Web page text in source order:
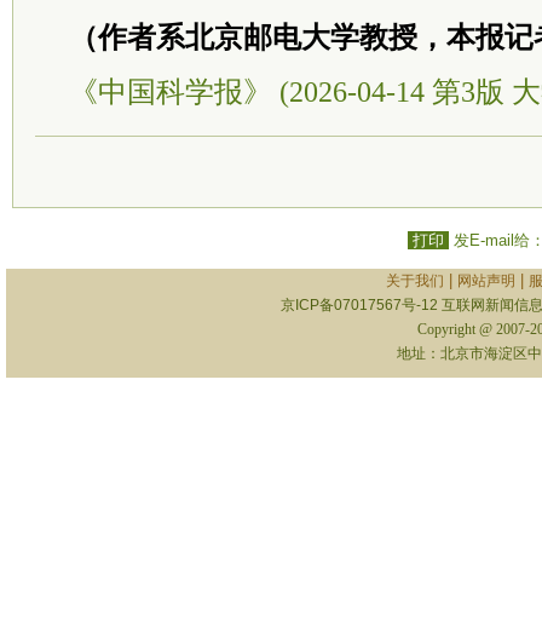
（作者系北京邮电大学教授，本报
《中国科学报》 (2026-04-14 第3版
打印 发E-mail给
关于我们 网站声明
京ICP备07017567号-12 互联网新闻信
Copyright @ 2007-
地址：北京市海淀区